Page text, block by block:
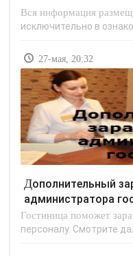
Вся информация
исключительно в
27-мая, 20:32
Дополнительный заработок для
администратора
Гостиница поможет
персоналу. Смотрите